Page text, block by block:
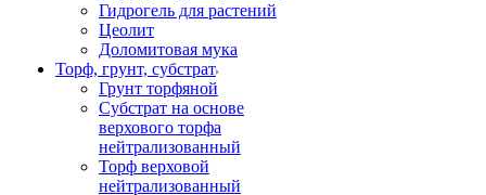
Гидрогель для растений
Цеолит
Доломитовая мука
Торф, грунт, субстрат
Грунт торфяной
Субстрат на основе
верхового торфа
нейтрализованный
Торф верховой
нейтрализованный